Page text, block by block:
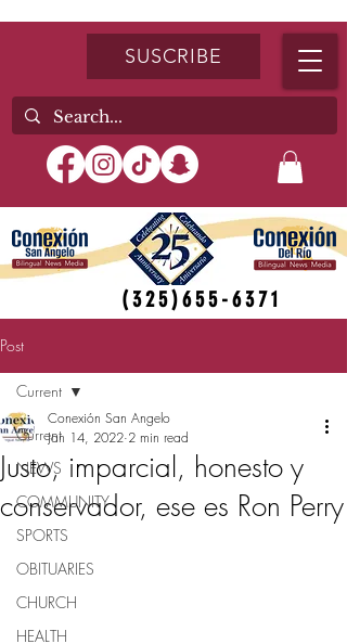
SUSCRIBE
(325)655-6371
Post
Current
NEWS
COMMUNITY
SPORTS
OBITUARIES
CHURCH
HEALTH
Current
Justo, imparcial, honesto y
conservador, ese es Ron Perry
Conexión San Angelo
Jan 14, 2022 2 min read